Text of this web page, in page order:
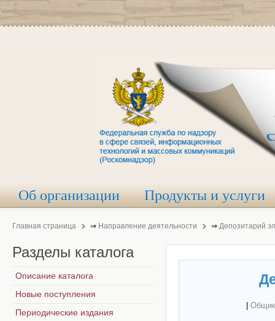
Об организации Продукты и услуги
Главная страница ⇒ Направление деятельности ⇒ Депозитарий
Разделы каталога
Описание каталога
Новые поступления
Периодические издания